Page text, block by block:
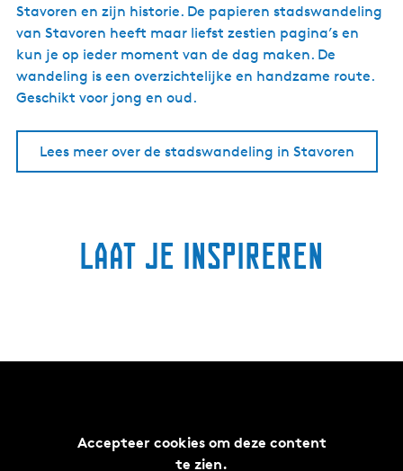
Stavoren en zijn historie. De papieren stadswandeling
van Stavoren heeft maar liefst zestien pagina’s en
kun je op ieder moment van de dag maken. De
wandeling is een overzichtelijke en handzame route.
Geschikt voor jong en oud.
Lees meer over de stadswandeling in Stavoren
Laat je inspireren
Accepteer cookies om deze content
te zien.